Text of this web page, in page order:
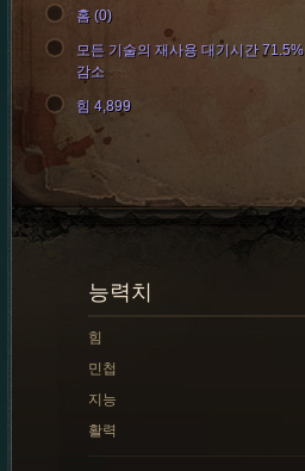
홈 (0)
모든 기술의 재사용 대기시간 71.5%
감소
힘 4,899
능력치
힘
민첩
지능
활력